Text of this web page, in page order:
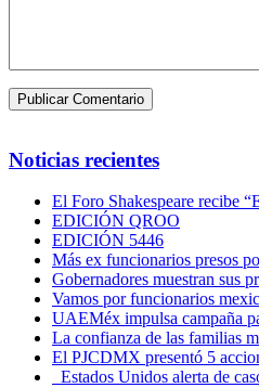
Noticias recientes
El Foro Shakespeare recibe
EDICIÓN QROO
EDICIÓN 5446
Más ex funcionarios presos
Gobernadores muestran sus
Vamos por funcionarios
UAEMéx impulsa campaña
La confianza de las familias
El PJCDMX presentó 5
Estados Unidos alerta de